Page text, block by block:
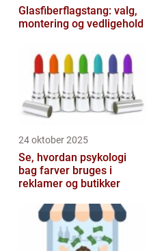
Glasfiberflagstang: valg,
montering og vedligehold
24 oktober 2025
Se, hvordan psykologi
bag farver bruges i
reklamer og butikker